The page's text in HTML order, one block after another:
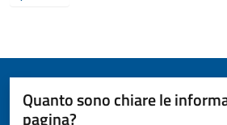
Quanto sono chiare le
pagina?